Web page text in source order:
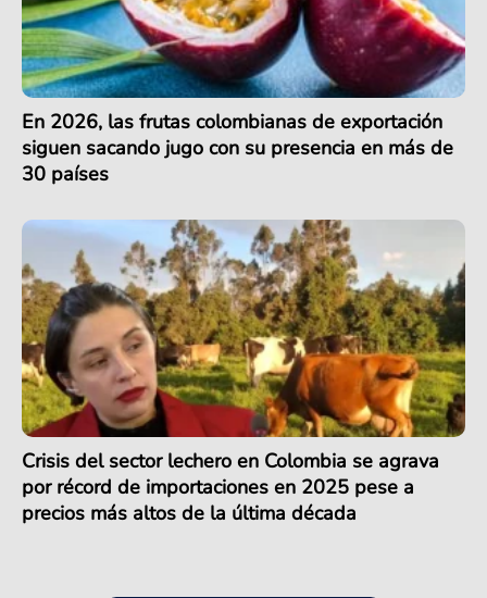
En 2026, las frutas colombianas de exportación
siguen sacando jugo con su presencia en más de
30 países
Crisis del sector lechero en Colombia se agrava
por récord de importaciones en 2025 pese a
precios más altos de la última década